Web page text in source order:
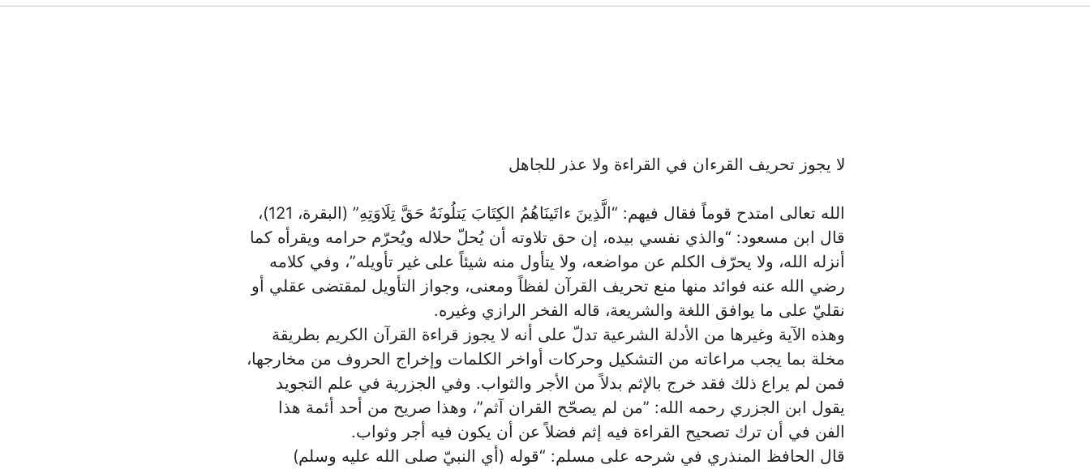
لا يجوز تحريف القرءان في القراءة ولا عذر للجاهل
الله تعالى امتدح قوماً فقال فيهم: “الَّذِينَ ءاتَينَاهُمُ الكِتَابَ يَتلُونَهُ حَقَّ تِلَاوَتِهِ” ‏‏(البقرة، 121)،
قال ابن مسعود: “والذي نفسي بيده، إن حق تلاوته أن يُحلّ ‏حلاله ويُحرّم حرامه ويقرأه كما
أنزله الله، ولا يحرّف الكلم عن مواضعه، ولا ‏يتأول منه شيئاً على غير تأويله”، وفي كلامه
رضي الله عنه فوائد منها منع ‏تحريف القرآن لفظاً ومعنى، وجواز التأويل لمقتضى عقلي أو
نقليّ على ما ‏يوافق اللغة والشريعة، قاله الفخر الرازي وغيره.‏
وهذه الآية وغيرها من الأدلة الشرعية تدلّ على أنه لا يجوز قراءة القرآن ‏الكريم بطريقة
مخلة بما يجب مراعاته من التشكيل وحركات أواخر الكلمات ‏وإخراج الحروف من مخارجها،
فمن لم يراع ذلك فقد خرج بالإثم بدلاً من ‏الأجر والثواب. وفي الجزرية في علم التجويد
يقول ابن الجزري رحمه الله: ‏‏”من لم يصحّح القران آثم”، وهذا صريح من أحد أئمة هذا
الفن في أن ترك ‏تصحيح القراءة فيه إثم فضلاً عن أن يكون فيه أجر وثواب.‏
قال الحافظ المنذري في شرحه على مسلم: “قوله (أي النبيّ صلى الله عليه ‏وسلم)